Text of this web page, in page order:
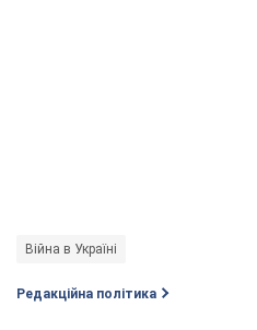
Війна в Україні
Редакційна політика